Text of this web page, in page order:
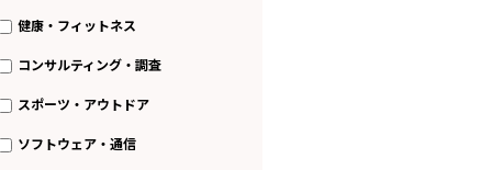
健康・フィットネス
コンサルティング・調査
スポーツ・アウトドア
ソフトウェア・通信